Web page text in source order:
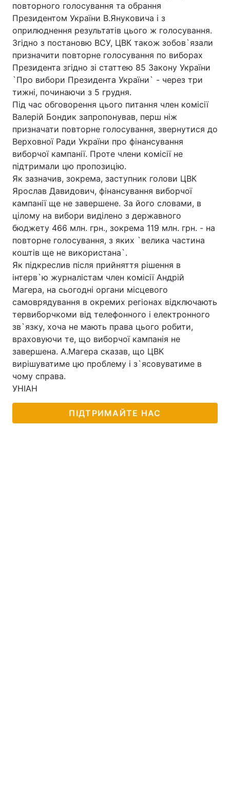
Техно і зв'язок Лайт
Зброя Інциденти
Туризм
Цікавинки Погода
Екологія Регіони
Лонгріди
Відео з Youtube
Інтерв'ю Думки
Архів Вакансії
Контакти
Послуги
Тема оформлення
повторного голосування та обрання
Президентом України В.Януковича і з
оприлюднення результатів цього ж голосування.
Згідно з постановю ВСУ, ЦВК також зобов`язали
призначити повторне голосування по виборах
Президента згідно зi статтею 85 Закону України
`Про вибори Президента України` - через три
тижні, починаючи з 5 грудня.
Під час обговорення цього питання член комісії
Валерій Бондик запропонував, перш ніж
призначати повторне голосування, звернутися до
Верховної Ради України про фінансування
виборчої кампанії. Проте члени комісії не
підтримали цю пропозицію.
Як зазначив, зокрема, заступник голови ЦВК
Ярослав Давидович, фінансування виборчої
кампанії ще не завершене. За його словами, в
цілому на вибори виділено з державного
бюджету 466 млн. грн., зокрема 119 млн. грн. - на
повторне голосування, з яких `велика частина
коштiв ще не використана`.
Як підкреслив після прийняття рішення в
інтерв`ю журналістам член комісії Андрій
Магера, на сьогодні органи місцевого
самоврядування в окремих регіонах відключають
тервиборчкоми від телефонного і електронного
зв`язку, хоча не мають права цього робити,
враховуючи те, що виборчої кампанія не
завершена. А.Магера сказав, що ЦВК
вирішуватиме цю проблему і з`ясовуватиме в
чому справа.
УНІАН
ПІДТРИМАЙТЕ НАС